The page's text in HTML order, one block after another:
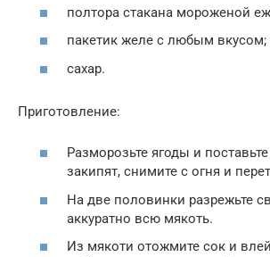
полтора стакана мороженой
пакетик желе с любым вкусом;
сахар.
Приготовление:
Разморозьте ягоды и
закипят, снимите с огня и
На две половинки разрежьте
аккуратно всю мякоть.
Из мякоти отожмите сок и